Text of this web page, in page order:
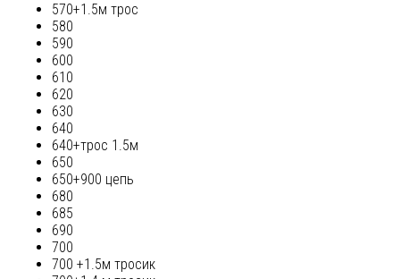
570+1.5м трос
580
590
600
610
620
630
640
640+трос 1.5м
650
650+900 цепь
680
685
690
700
700 +1.5м тросик